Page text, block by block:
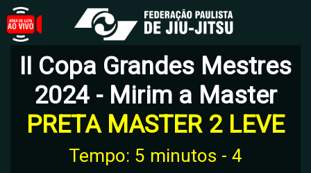
II Copa Grandes Mestres
2024 - Mirim a Master
PRETA MASTER 2 LEVE
Tempo: 5 minutos - 4